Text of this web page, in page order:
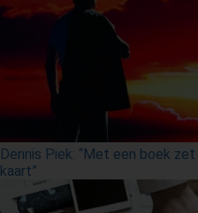
Dennis Piek: “Met een boek
kaart”